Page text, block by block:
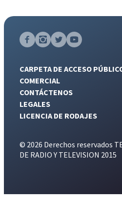
CARPETA DE ACCESO
COMERCIAL
CONTÁCTENOS
LEGALES
LICENCIA DE RODAJES
© 2026 Derechos reservados
DE RADIO Y TELEVISION 2015